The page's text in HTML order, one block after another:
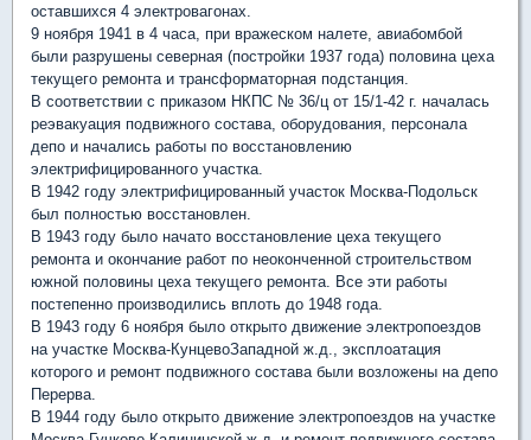
оставшихся 4 электровагонах.
9 ноября 1941 в 4 часа, при вражеском налете, авиабомбой
были разрушены северная (постройки 1937 года) половина цеха
текущего ремонта и трансформаторная подстанция.
В соответствии с приказом НКПС № 36/ц от 15/1-42 г. началась
реэвакуация подвижного состава, оборудования, персонала
депо и начались работы по восстановлению
электрифицированного участка.
В 1942 году электрифицированный участок Москва-Подольск
был полностью восстановлен.
В 1943 году было начато восстановление цеха текущего
ремонта и окончание работ по неоконченной строительством
южной половины цеха текущего ремонта. Все эти работы
постепенно производились вплоть до 1948 года.
В 1943 году 6 ноября было открыто движение электропоездов
на участке Москва-КунцевоЗападной ж.д., эксплоатация
которого и ремонт подвижного состава были возложены на депо
Перерва.
В 1944 году было открыто движение электропоездов на участке